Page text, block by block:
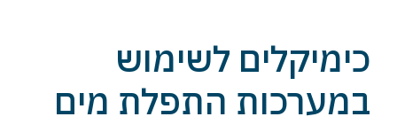
כימיקלים לשימוש
במערכות התפלת מים